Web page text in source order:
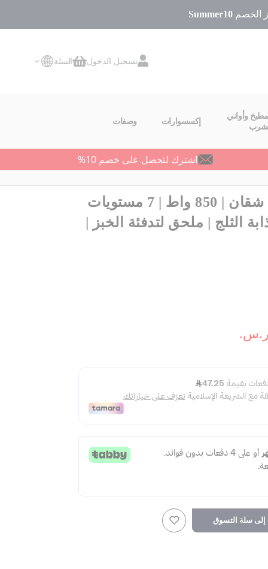
Summer10
تسجيل الدخولسلة التسوق
السلة
وأواني
إكسسوارات وصفات
اشترك لتحصل على خصم 10%
محمصة | Express | شقان | 850 واط | 7 مستويات
الثلج | ملحق لتدفئة الخبز |
سلة التسوق